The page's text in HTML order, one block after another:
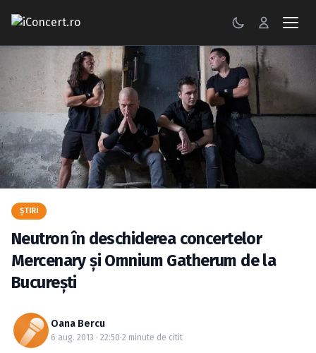
CONCERTE
FESTIVALURI
PETRECERI
ŞTIRI
RECENZII
BILETE
Autentificare
Caută în site...
ŞTIRI
Neutron în deschiderea concertelor
Mercenary şi Omnium Gatherum de la
Bucureşti
Oana Bercu
6 aug. 2013 · 22:50·2 minute de citit